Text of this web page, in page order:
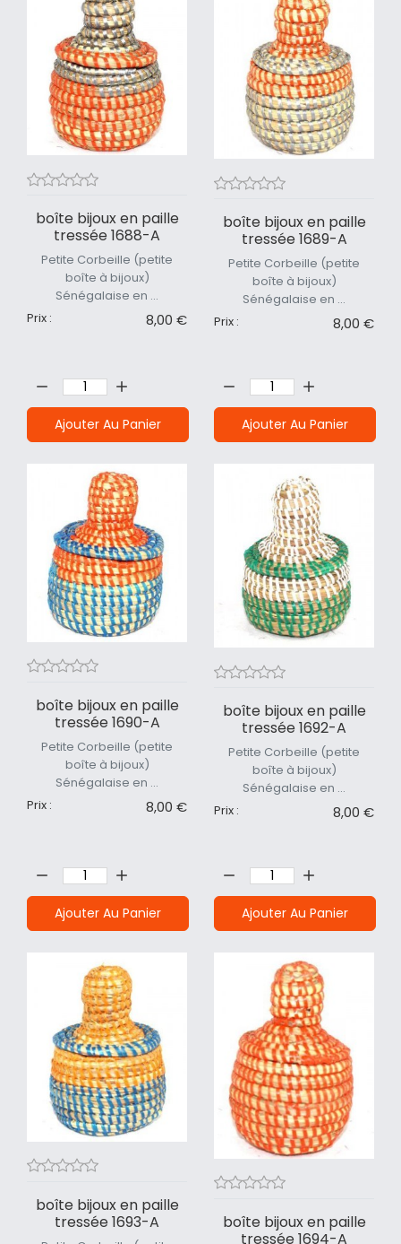
boîte bijoux en paille
tressée 1688-A
Petite Corbeille (petite
boîte à bijoux)
Sénégalaise en ...
Prix :
8,00 €
Ajouter Au Panier
boîte bijoux en paille
tressée 1689-A
Petite Corbeille (petite
boîte à bijoux)
Sénégalaise en ...
Prix :
8,00 €
Ajouter Au Panier
boîte bijoux en paille
tressée 1690-A
Petite Corbeille (petite
boîte à bijoux)
Sénégalaise en ...
Prix :
8,00 €
Ajouter Au Panier
boîte bijoux en paille
tressée 1692-A
Petite Corbeille (petite
boîte à bijoux)
Sénégalaise en ...
Prix :
8,00 €
Ajouter Au Panier
boîte bijoux en paille
tressée 1693-A
boîte bijoux en paille
tressée 1694-A